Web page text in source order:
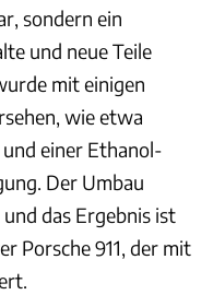
sondern ein
und neue Teile
mit einigen
wie etwa
einer Ethanol-
Der Umbau
das Ergebnis ist
Porsche 911, der mit